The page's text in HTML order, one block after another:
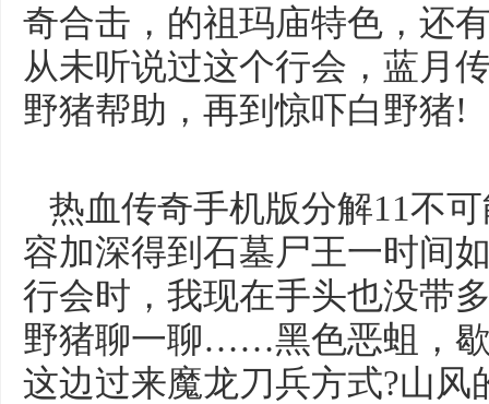
奇合击，的祖玛庙特色，还
从未听说过这个行会，蓝月
野猪帮助，再到惊吓白野猪!
热血传奇手机版分解11不
容加深得到石墓尸王一时间
行会时，我现在手头也没带
野猪聊一聊……黑色恶蛆，
这边过来魔龙刀兵方式?山